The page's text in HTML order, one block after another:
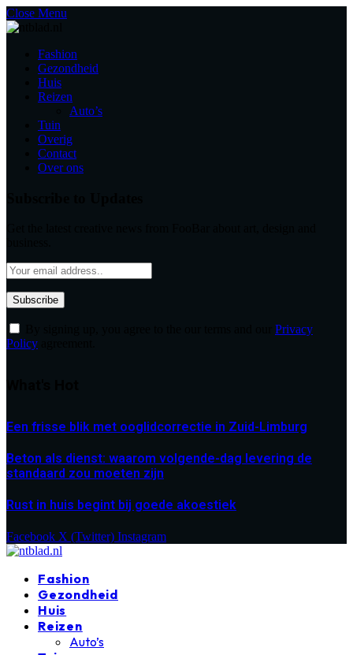
Close Menu
Fashion
Gezondheid
Huis
Reizen
Auto’s
Tuin
Overig
Contact
Over ons
Privacy
Policy
Een frisse blik met ooglidcorrectie in Zuid-Limburg
Beton als dienst: waarom volgende-dag levering de
standaard zou moeten zijn
Rust in huis begint bij goede akoestiek
Facebook X (Twitter) Instagram
Fashion
Gezondheid
Huis
Reizen
Auto’s